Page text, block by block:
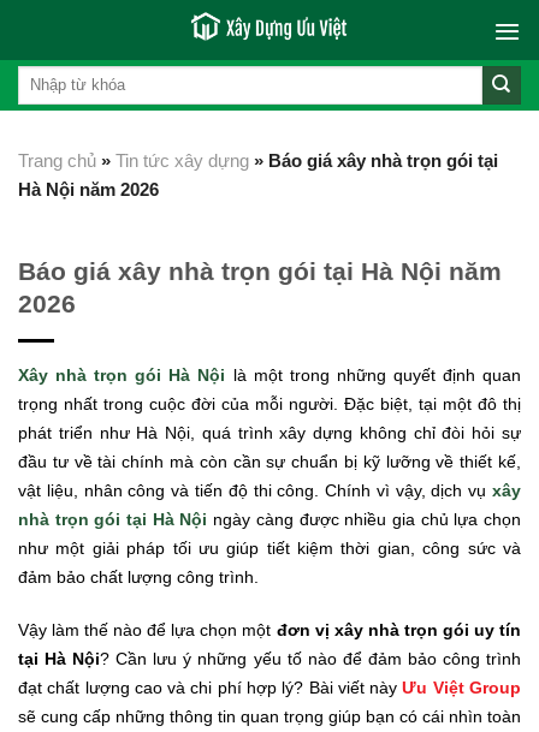
content
Trang chủ » Tin tức xây dựng » Báo giá xây nhà trọn gói tại
Hà Nội năm 2026
Báo giá xây nhà trọn gói tại Hà Nội năm
2026
Xây nhà trọn gói Hà Nội là một trong những quyết định quan
trọng nhất trong cuộc đời của mỗi người. Đặc biệt, tại một đô thị
phát triển như Hà Nội, quá trình xây dựng không chỉ đòi hỏi sự
đầu tư về tài chính mà còn cần sự chuẩn bị kỹ lưỡng về thiết kế,
vật liệu, nhân công và tiến độ thi công. Chính vì vậy, dịch vụ xây
nhà trọn gói tại Hà Nội ngày càng được nhiều gia chủ lựa chọn
như một giải pháp tối ưu giúp tiết kiệm thời gian, công sức và
đảm bảo chất lượng công trình.
Vậy làm thế nào để lựa chọn một đơn vị xây nhà trọn gói uy tín
tại Hà Nội? Cần lưu ý những yếu tố nào để đảm bảo công trình
đạt chất lượng cao và chi phí hợp lý? Bài viết nàyƯu Việt Group
sẽ cung cấp những thông tin quan trọng giúp bạn có cái nhìn toàn